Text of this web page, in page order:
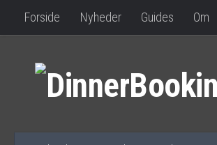
Forside Nyheder Guides Om